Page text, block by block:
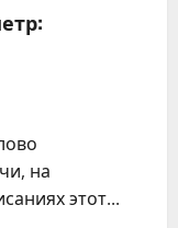
на
этот...